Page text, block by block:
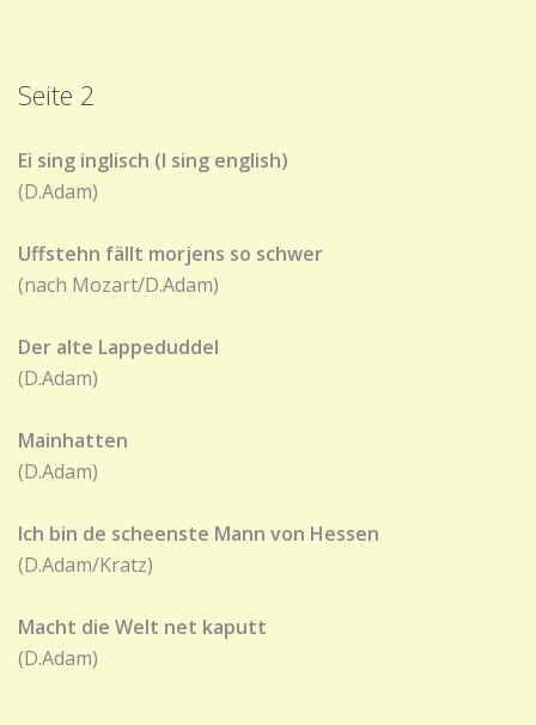
Seite 2
Ei sing inglisch (I sing english)
(D.Adam)
Uffstehn fällt morjens so schwer
(nach Mozart/D.Adam)
Der alte Lappeduddel
(D.Adam)
Mainhatten
(D.Adam)
Ich bin de scheenste Mann von Hessen
(D.Adam/Kratz)
Macht die Welt net kaputt
(D.Adam)